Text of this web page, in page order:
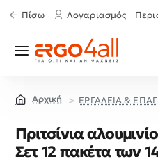
Πίσω Λογαριασμός
ΕΡΓΑΛΕΙΑ &
Πριτσίνια
Σετ 12 πακέτα των